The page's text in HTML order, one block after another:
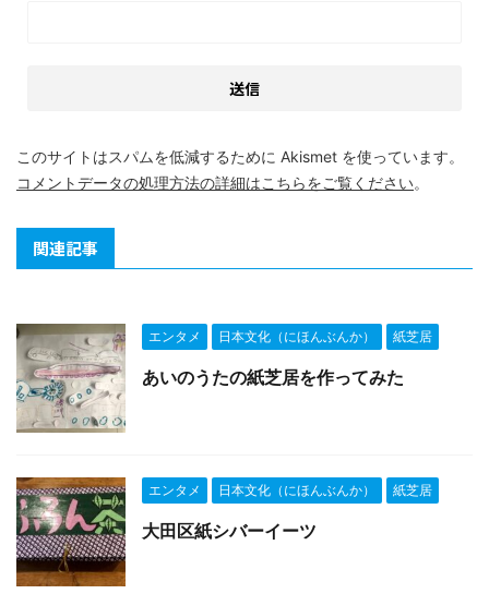
このサイトはスパムを低減するために Akismet を使っています。
コメントデータの処理方法の詳細はこちらをご覧ください。
関連記事
エンタメ 日本文化（にほんぶんか） 紙芝居
あいのうたの紙芝居を作ってみた
エンタメ 日本文化（にほんぶんか） 紙芝居
大田区紙シバーイーツ